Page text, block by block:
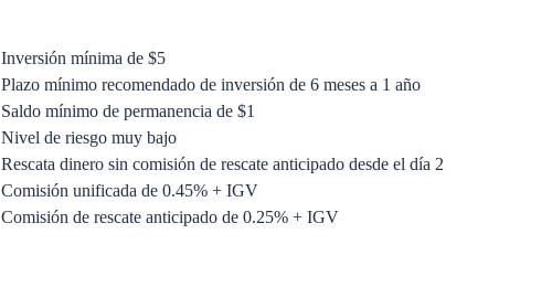
Inversión mínima de $5
Plazo mínimo recomendado de inversión de 6 meses a 1 año
Saldo mínimo de permanencia de $1
Nivel de riesgo muy bajo
Rescata dinero sin comisión de rescate anticipado desde el día 2
Comisión unificada de 0.45% + IGV
Comisión de rescate anticipado de 0.25% + IGV